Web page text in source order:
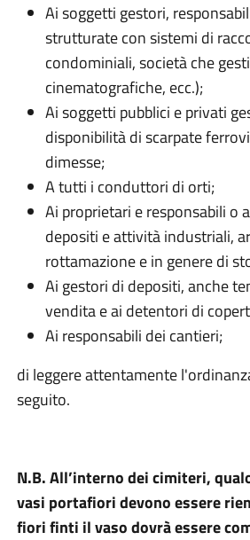
Ai soggetti gestori,
strutturate con sistemi di
condominiali, società che
cinematografiche, ecc.);
Ai soggetti pubblici e privati
disponibilità di scarpate
dimesse;
A tutti i conduttori di orti;
Ai proprietari e responsabili o
depositi e attività industriali,
rottamazione e in genere di
Ai gestori di depositi, anche
vendita e ai detentori di
Ai responsabili dei cantieri;
di leggere attentamente
seguito.
N.B. All’interno dei cimiteri,
vasi portafiori devono essere
fiori finti il vaso dovrà essere